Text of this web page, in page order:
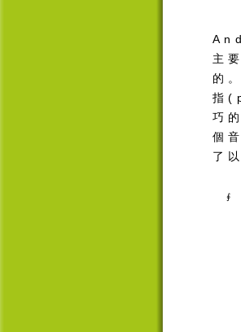
主
的
指
巧
個
了
∮